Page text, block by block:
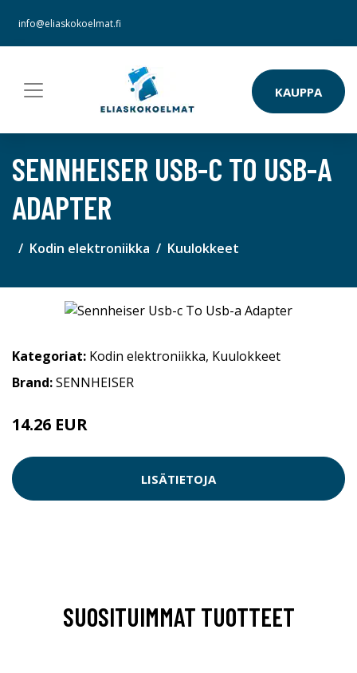
info@eliaskokoelmat.fi
KAUPPA
SENNHEISER USB-C TO USB-A
ADAPTER
Kodin elektroniikka Kuulokkeet
Kategoriat: Kodin elektroniikka, Kuulokkeet
Brand:SENNHEISER
14.26 EUR
LISÄTIETOJA
SUOSITUIMMAT TUOTTEET